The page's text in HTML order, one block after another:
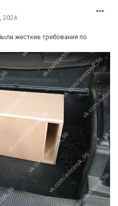
2024
жесткие требования по